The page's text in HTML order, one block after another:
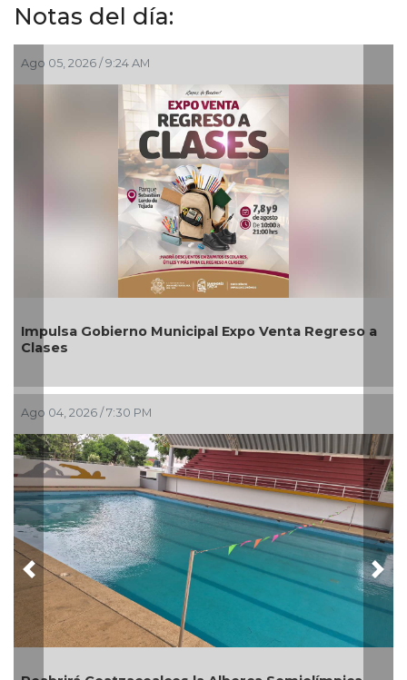
Notas del día:
/ 9:24 AM
Gobierno Municipal Expo Venta Regreso a
/ 7:30 PM
Aplicará
Previous